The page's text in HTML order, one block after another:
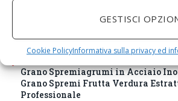
GESTISCI
Cookie PolicyInformativa sulla privacy ed
Grano Spremiagrumi in Acciaio
Grano Spremi Frutta Verdura
Professionale